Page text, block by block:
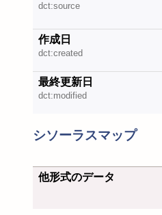
dct:source
作成日
dct:created
最終更新日
dct:modified
シソーラスマップ
他形式のデータ